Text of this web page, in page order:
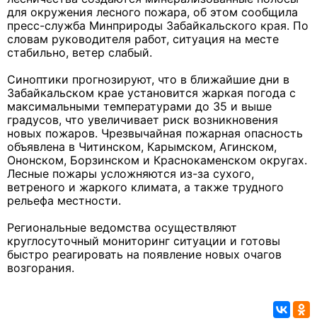
для окружения лесного пожара, об этом сообщила
пресс-служба Минприроды Забайкальского края. По
словам руководителя работ, ситуация на месте
стабильно, ветер слабый.
Синоптики прогнозируют, что в ближайшие дни в
Забайкальском крае установится жаркая погода с
максимальными температурами до 35 и выше
градусов, что увеличивает риск возникновения
новых пожаров. Чрезвычайная пожарная опасность
объявлена в Читинском, Карымском, Агинском,
Ононском, Борзинском и Краснокаменском округах.
Лесные пожары усложняются из-за сухого,
ветреного и жаркого климата, а также трудного
рельефа местности.
Региональные ведомства осуществляют
круглосуточный мониторинг ситуации и готовы
быстро реагировать на появление новых очагов
возгорания.